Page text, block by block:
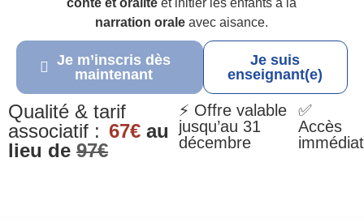
conte et oralité et initier les enfants à la
narration orale avec aisance.
Je m’inscris dès
maintenant
Je suis
enseignant(e)
Qualité & tarif
associatif : 67€ au
lieu de 97€
⚡ Offre valable
jusqu’au 31
décembre
✅
Accès
immédiat